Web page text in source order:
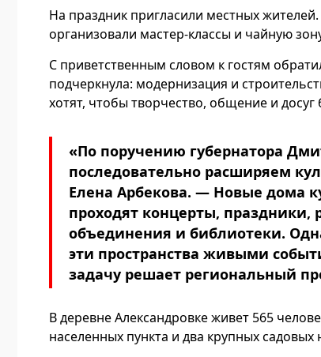
На праздник пригласили местных
организовали мастер-классы и чайную
С приветственным словом к гостям
подчеркнула: модернизация и
хотят, чтобы творчество, общение и
«По поручению губернатора
последовательно расширяем
Елена Арбекова. — Новые дома
проходят концерты, праздники,
объединения и библиотеки.
эти пространства живыми
задачу решает региональный
В деревне Александровке живет 565
населенных пункта и два крупных